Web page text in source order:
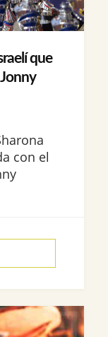
que
con el